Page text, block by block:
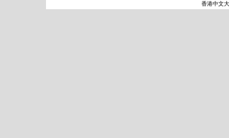
香港中文